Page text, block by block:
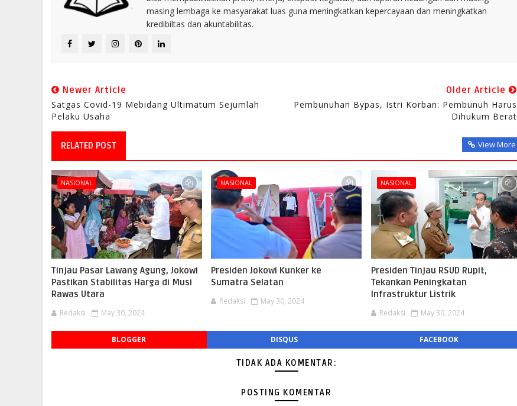
masing lembaga ke masyarakat luas guna meningkatkan kepercayaan dan meningkatkan
kredibiltas dan akuntabilitas.
Newer Article
Satgas Covid-19 Mebidang Ultimatum Sejumlah
Pelaku Usaha
Older Article
Pembunuhan Bypas, Istri Korban: Pembunuh Harus
Dihukum Berat
RELATED POST View More
NASIONAL
Tinjau Pasar Lawang Agung, Jokowi
Pastikan Stabilitas Harga di Musi
Rawas Utara
Redaksi May 30, 2024
NASIONAL
Presiden Jokowi Kunker ke
Sumatra Selatan
Redaksi May 30, 2024
NASIONAL
Presiden Tinjau RSUD Rupit,
Tekankan Peningkatan
Infrastruktur Listrik
Redaksi May 30, 2024
BLOGGER DISQUS FACEBOOK
TIDAK ADA KOMENTAR:
POSTING KOMENTAR